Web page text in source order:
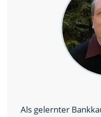
Als gelernter